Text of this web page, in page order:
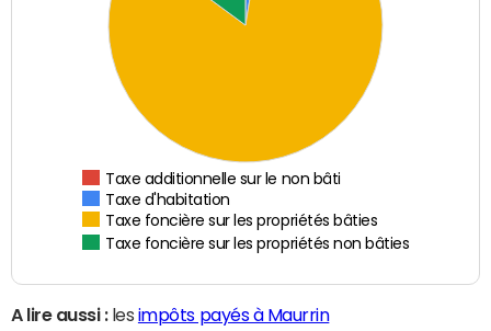
Taxe additionnelle sur le non bâti
Taxe d'habitation
Taxe foncière sur les propriétés bâties
Taxe foncière sur les propriétés non bâties
A lire aussi :les impôts payés à Maurrin